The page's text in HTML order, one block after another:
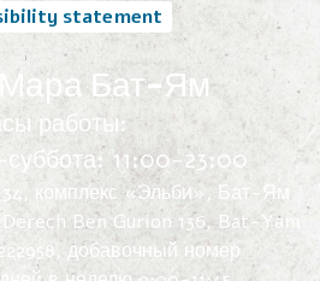
Бат-Ям
работы:
суббота: 11:00-23:00
комплекс «Эльби», Бат-Ям
Ben Gurion 136, Bat-Yam
добавочный номер
statement